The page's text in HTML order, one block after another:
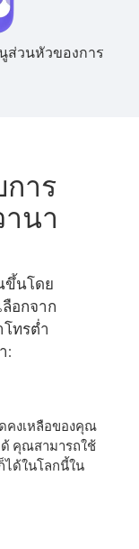
นูส่วนหัวของการ
าร
นา
ขึ้นโดย
อกจาก
ทรต่ำ
:
คงเหลือของคุณ
ด้ คุณสามารถใช้
ได้ในโลกนี้ใน